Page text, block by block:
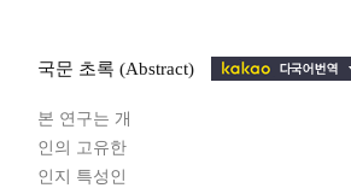
국문 초록 (Abstract)
본 연구는 개
인의 고유한
인지 특성인